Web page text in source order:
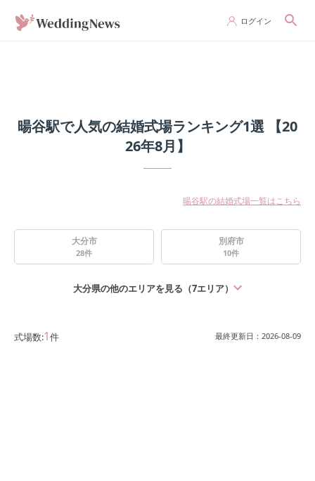
ログイン
暘谷駅で人気の結婚式場ランキング1選 【20
26年8月】
暘谷駅の結婚式場一覧はこちら
大分市
28件
別府市
10件
大分県の他のエリアを見る（7エリア）
式場数:1件 最終更新日： 2026-08-09